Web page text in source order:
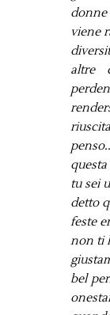
donne
viene
altre
tu sei
detto
feste
non ti
bel